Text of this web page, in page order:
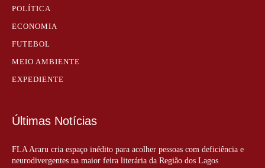
POLÍTICA
ECONOMIA
FUTEBOL
MEIO AMBIENTE
EXPEDIENTE
Últimas Notícias
FLA Araru cria espaço inédito para acolher pessoas com deficiência e
neurodivergentes na maior feira literária da Região dos Lagos